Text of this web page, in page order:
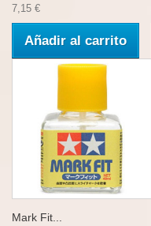
7,15 €
Añadir al carrito
Mark Fit...